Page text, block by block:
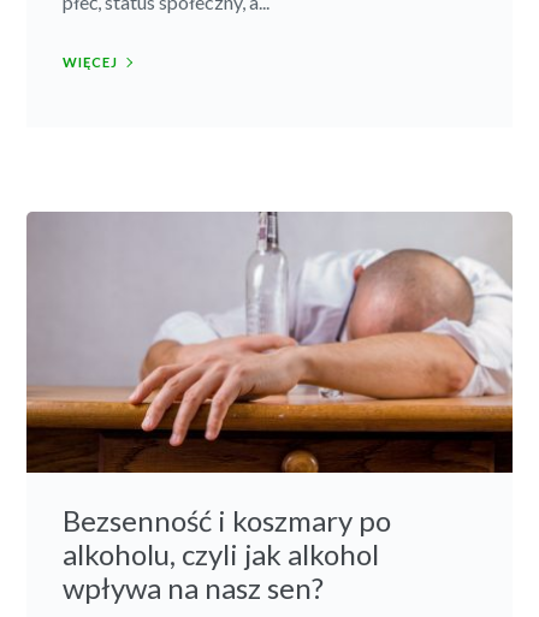
WIĘCEJ
Bezsenność i koszmary po
alkoholu, czyli jak alkohol
wpływa na nasz sen?